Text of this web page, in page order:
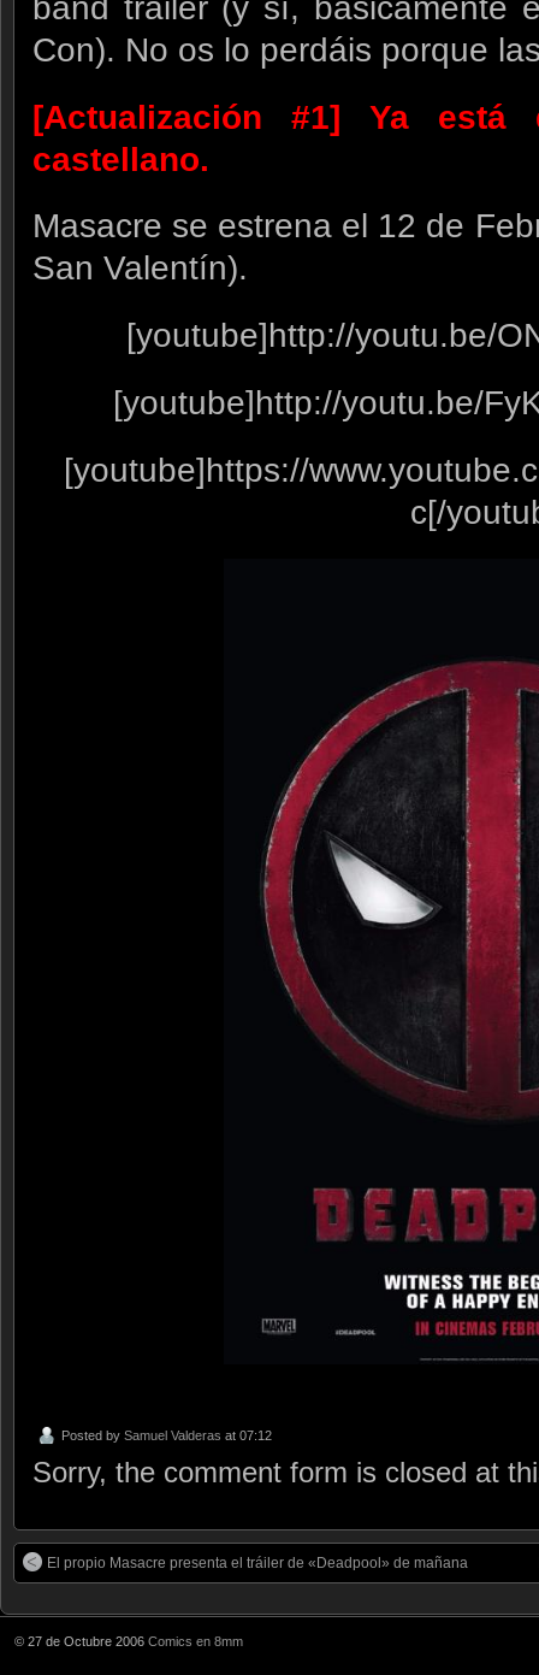
Con). No os lo perdáis porque
[Actualización #1] Ya
castellano.
Masacre se estrena el 12 de
San Valentín).
[youtube]http://youtu.be/
[youtube]http://youtu.be/
[youtube]https://
c[/
Posted by Samuel Valderas at 07:12
Sorry, the comment form is closed at
El propio Masacre presenta el tráiler de «Deadpool» de mañana
© 27 de Octubre 2006 Comics en 8mm